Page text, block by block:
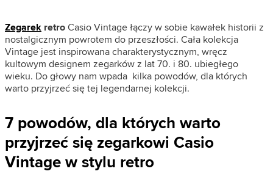
Zegarek retroCasio Vintage łączy w sobie kawałek historii z
nostalgicznym powrotem do przeszłości. Cała kolekcja
Vintage jest inspirowana charakterystycznym, wręcz
kultowym designem zegarków z lat 70. i 80. ubiegłego
wieku. Do głowy nam wpada kilka powodów, dla których
warto przyjrzeć się tej legendarnej kolekcji.
7 powodów, dla których warto
przyjrzeć się zegarkowi Casio
Vintage w stylu retro